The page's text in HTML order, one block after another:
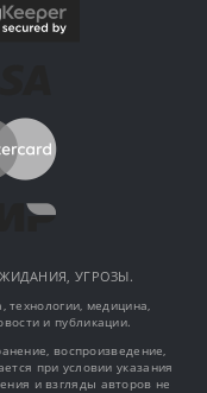
УГРОЗЫ.
технологии, медицина,
и публикации.
воспроизведение,
при условии указания
и взгляды авторов не